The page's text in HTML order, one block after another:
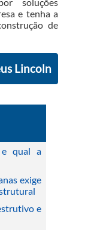
soluções
e tenha a
de
Lincoln
qual a
exige
e